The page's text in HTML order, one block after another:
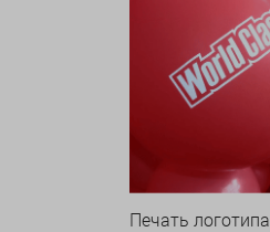
Печать логотипа